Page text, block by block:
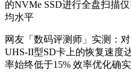
的NVMe SSD进行全盘扫描
均水平
网友「数码评测师」实测：
UHS-II型SD卡上的恢复速度
率始终低于15% 效率优化确